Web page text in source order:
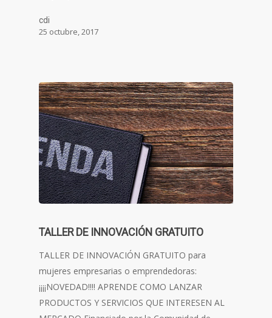
cdi
25 octubre, 2017
TALLER DE INNOVACIÓN GRATUITO
TALLER DE INNOVACIÓN GRATUITO para
mujeres empresarias o emprendedoras:
¡¡¡¡NOVEDAD!!!! APRENDE COMO LANZAR
PRODUCTOS Y SERVICIOS QUE INTERESEN AL